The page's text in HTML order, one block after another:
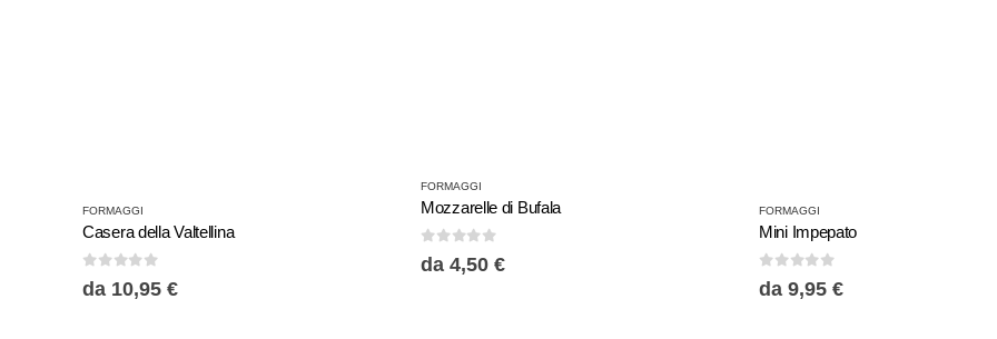
FORMAGGI
Casera della Valtellina
0Su 5
da 10,95 €
FORMAGGI
Mozzarelle di Bufala
0Su 5
da 4,50 €
FORMAGGI
Mini Impepato
0Su 5
da 9,95 €